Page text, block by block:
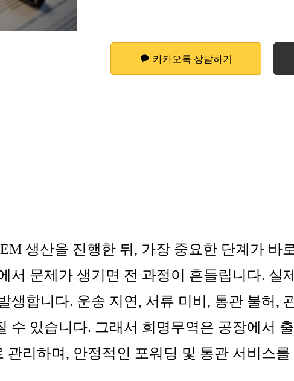
카카오톡 상담하기
생산을 진행한 뒤, 가장 중요한 단계가 바
서 문제가 생기면 전 과정이 흔들립니다. 실
생합니다. 운송 지연, 서류 미비, 통관 불허,
수 있습니다. 그래서 희명무역은 공장에서
관리하며, 안정적인 포워딩 및 통관 서비스